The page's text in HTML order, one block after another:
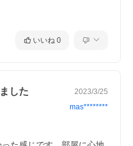
いいね 0
した 2023/3/25
mas********